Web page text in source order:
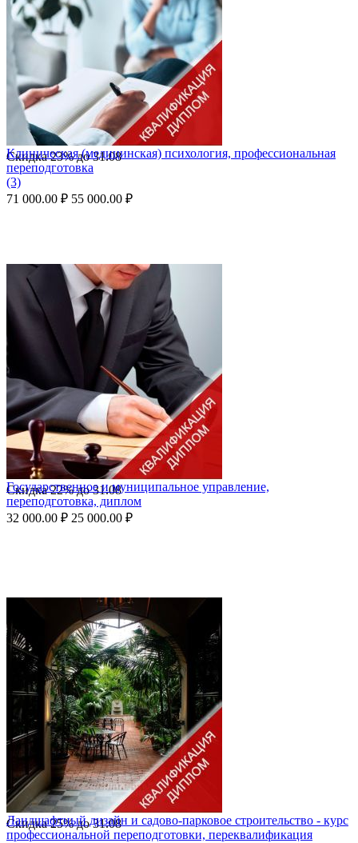
Скидка23%до31.08
Клиническая (медицинская) психология, профессиональная
переподготовка
(3)
71 000.00 ₽ 55 000.00 ₽
Скидка22%до31.08
Государственное и муниципальное управление,
переподготовка, диплом
32 000.00 ₽ 25 000.00 ₽
Скидка25%до31.08
Ландшафтный дизайн и садово-парковое строительство - курс
профессиональной переподготовки, переквалификация